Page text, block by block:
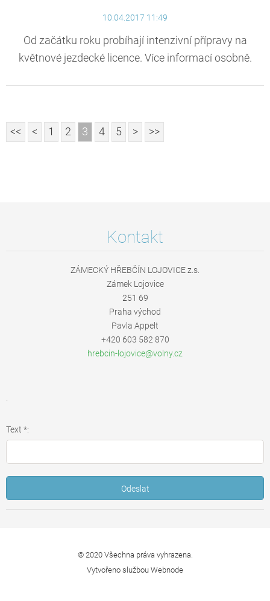
10.04.2017 11:49
Od začátku roku probíhají intenzivní přípravy na
květnové jezdecké licence. Více informací osobně.
<< < 1 2 3 4 5 > >>
Kontakt
ZÁMECKÝ HŘEBČÍN LOJOVICE z.s.
Zámek Lojovice
251 69
Praha východ
Pavla Appelt
+420 603 582 870
hrebcin-lojovice@volny.cz
Text *:
© 2020 Všechna práva vyhrazena.
Vytvořeno službou Webnode